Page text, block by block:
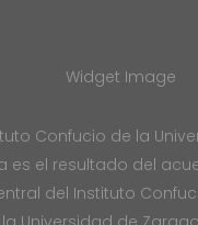
Confucio de la
es el resultado del
del Instituto